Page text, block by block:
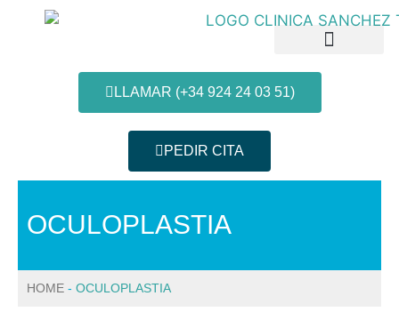
LLAMAR (+34 924 24 03 51)
PEDIR CITA
OCULOPLASTIA
HOME - OCULOPLASTIA